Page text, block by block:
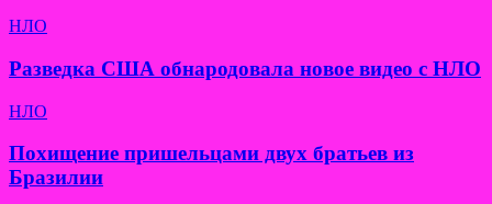
НЛО
Разведка США обнародовала новое видео с НЛО
НЛО
Похищение пришельцами двух братьев из
Бразилии